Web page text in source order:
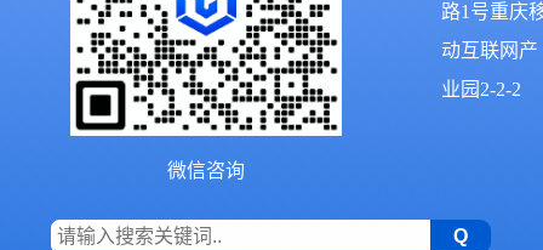
微信咨询
路1号重庆
动互联网产
业园2-2-2